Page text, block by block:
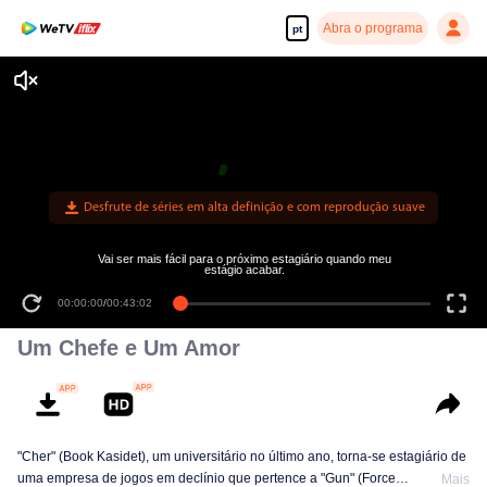
pt Abra o programa
Desfrute de séries em alta definição e com reprodução suave
00:00:00/00:43:02
Vai ser mais fácil para o próximo estagiário quando meu
estágio acabar.
Um Chefe e Um Amor
"Cher" (Book Kasidet), um universitário no último ano, torna-se estagiário de
uma empresa de jogos em declínio que pertence a "Gun" (Force
Mais